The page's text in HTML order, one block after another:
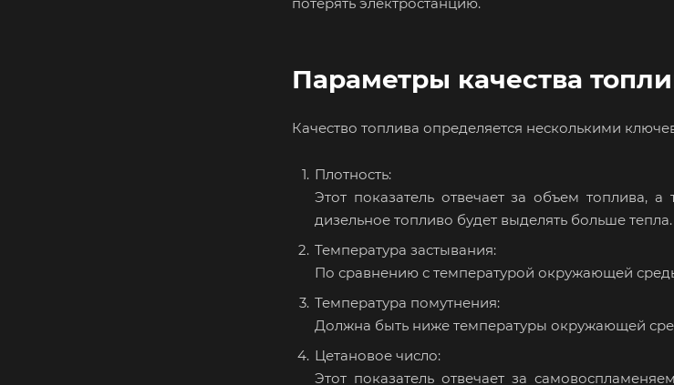
Параметры качества
Качество топлива определяется несколькими
Плотность:
Этот показатель отвечает за объем топлива,
дизельное топливо будет выделять больше тепла.
Температура застывания:
По сравнению с температурой окружающей
Температура помутнения:
Должна быть ниже температуры окружающей
Цетановое число:
Этот показатель отвечает за